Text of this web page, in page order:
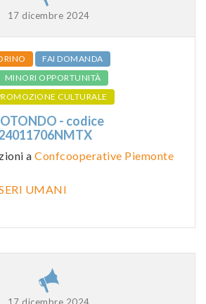
17 dicembre 2024
FAI DOMANDA
MINORI OPPORTUNITÀ
CULTURALE
- codice
a Confcooperative Piemonte
UMANI